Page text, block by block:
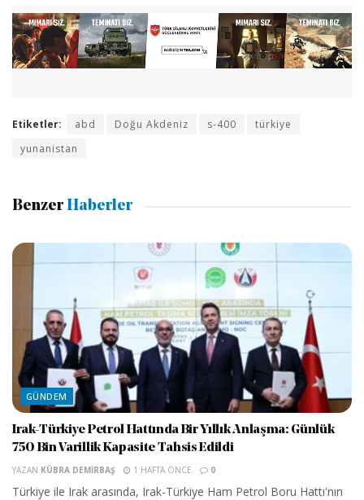
Etiketler: abd Doğu Akdeniz s-400
türkiye
yunanistan
Benzer Haberler
GÜNDEM
Irak-Türkiye Petrol Hattında Bir Yıllık Anlaşma: Günlük
750 Bin Varillik Kapasite Tahsis Edildi
YAZAN KÜBRA DEMIRBAŞ 1 HAFTA ÖNCE 0
Türkiye ile Irak arasında, Irak-Türkiye Ham Petrol Boru Hattı'nın